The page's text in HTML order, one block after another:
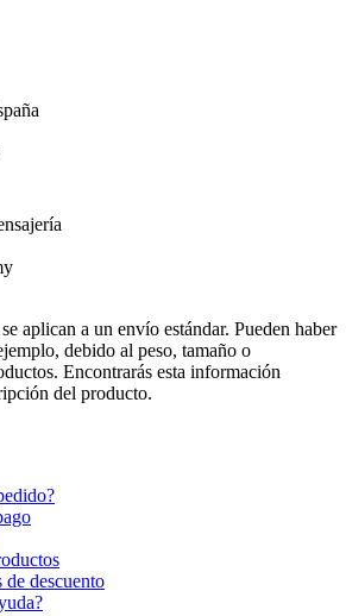
aplican a un envío estándar. Pueden haber
debido al peso, tamaño o
Encontrarás esta información
del producto.
descuento